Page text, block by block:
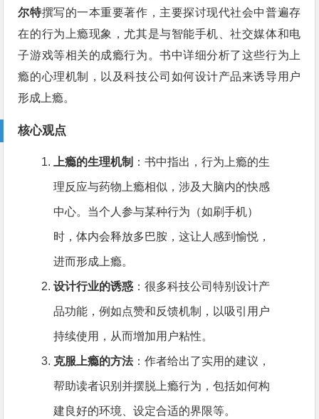
尔特撰写的一本重要著作，主要探讨现代社会中普遍存
在的行为上瘾现象，尤其是与智能手机、社交媒体和电
子游戏等相关的成瘾行为。书中详细分析了这些行为上
瘾的心理机制，以及科技公司如何设计产品来诱导用户
形成上瘾。
核心观点
上瘾的生理机制 ：书中指出，行为上瘾的生
理反应与药物上瘾相似，涉及大脑内的快感
中心。当个人参与某种行为（如刷手机）
时，体内会释放多巴胺，这让人感到愉悦，
进而形成上瘾。
设计行业的诱惑 ：很多科技公司特别设计产
品功能，例如点赞和反馈机制，以吸引用户
持续使用，从而增加用户粘性。
克服上瘾的方法：作者给出了实用的建议，
帮助读者识别并摆脱上瘾行为，包括如何构
建良好的环境、设定合适的界限等。